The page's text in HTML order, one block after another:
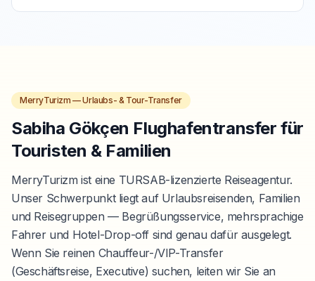
MerryTurizm — Urlaubs- & Tour-Transfer
Sabiha Gökçen Flughafentransfer für
Touristen & Familien
MerryTurizm ist eine TURSAB-lizenzierte Reiseagentur.
Unser Schwerpunkt liegt auf Urlaubsreisenden, Familien
und Reisegruppen — Begrüßungsservice, mehrsprachige
Fahrer und Hotel-Drop-off sind genau dafür ausgelegt.
Wenn Sie reinen Chauffeur-/VIP-Transfer
(Geschäftsreise, Executive) suchen, leiten wir Sie an